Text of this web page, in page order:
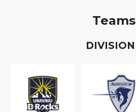
Teams
DIVISION